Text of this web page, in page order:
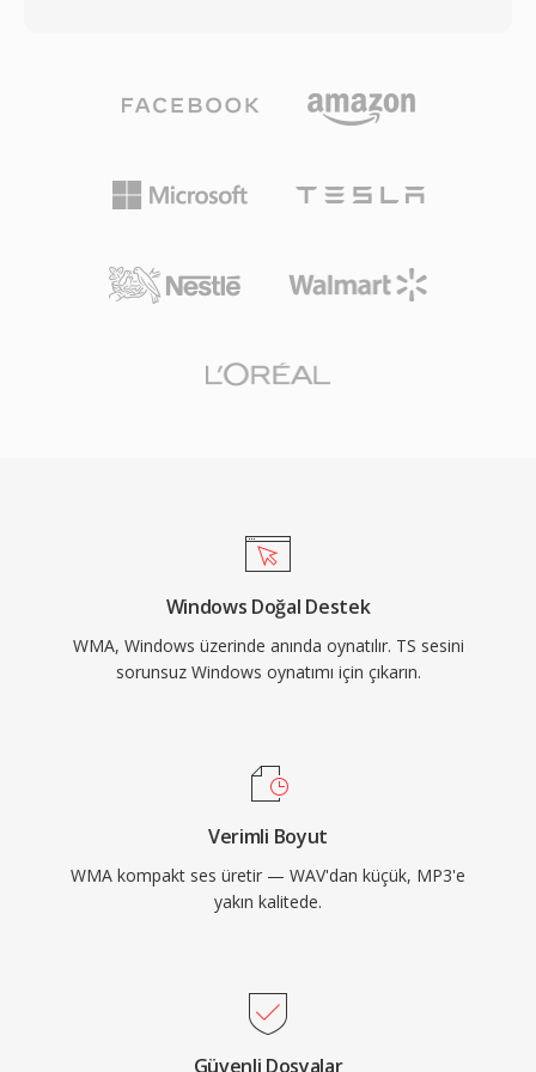
olarak MPEG-2 video, H.264 veya
HEVC&#039;yı AAC, AC-3 veya MPEG ses ile
standartları ile HTTP Live Streaming (HLS)
kullanılarak dünya çapında dijital televizyon
dağıtımının omurgasıdır. Dayanıklılık,
TS&#039;yı canlı yayın zincirleri ve dosya
duyduğu veri hızının yaklaşık yarısı. Kodek ailesi,
WMA Professional, bit düzeyinde mükemmel
arşivsel sıkıştırma için WMA Lossless ve çok
optimize edilmiş WMA Voice içerecek şekilde
2000&#039;li yıllar boyunca WMA&#039;ya
yerel olarak gerçekleştirilir ve herhangi bir
taraf yazılım gerektirmez. FFmpeg ve
GStreamer gibi kütüphaneler aracılığıyla çapraz
platform desteği gelişmiş olsa da WMA,
eski medya kütüphanelerinde karşımıza çıksa
kullanım için büyük ölçüde yerini almıştır.
Windows Doğal Destek
WMA, Windows üzerinde anında oynatılır. TS sesini
sorunsuz Windows oynatımı için çıkarın.
Verimli Boyut
WMA kompakt ses üretir — WAV'dan küçük, MP3'e
yakın kalitede.
Güvenli Dosyalar